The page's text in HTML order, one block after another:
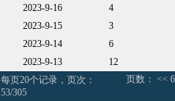
2023-9-16
4
2023-9-15
3
2023-9-14
6
2023-9-13
12
每页20个记录，页次：
53/305
页数： <<